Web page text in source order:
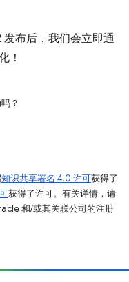
布后，我们会立即通
！
？
知识共享署名 4.0 许可获得了
获得了许可。有关详情，请
和/或其关联公司的注册